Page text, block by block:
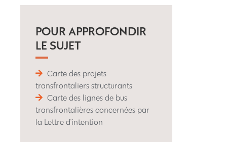
POUR APPROFONDIR
LE SUJET
Carte des projets
transfrontaliers structurants
Carte des lignes de bus
transfrontalières concernées par
la Lettre d'intention